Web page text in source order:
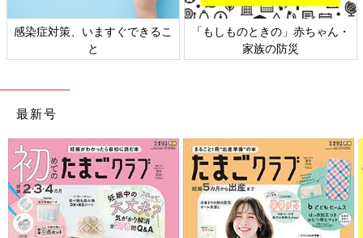
感染症対策、いますぐできるこ
と
「もしものときの」赤ちゃん・
家族の防災
最新号